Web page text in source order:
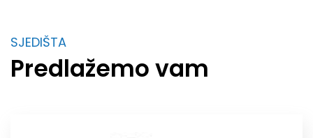
SJEDIŠTA
Predlažemo vam